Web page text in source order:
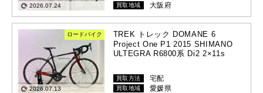
2026.07.24 買取地域 大阪府
ロードバイク
2026.07.13
TREK トレック DOMANE 6
Project One P1 2015 SHIMANO
ULTEGRA R6800系 Di2 2×11s
買取方法 宅配
買取地域 愛媛県